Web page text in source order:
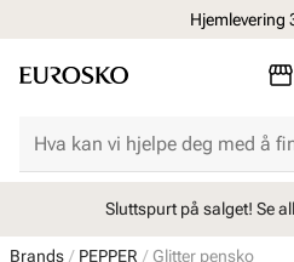
Hjemlevering
Sluttspurt på salget! Se
Brands PEPPER Glitter pensko